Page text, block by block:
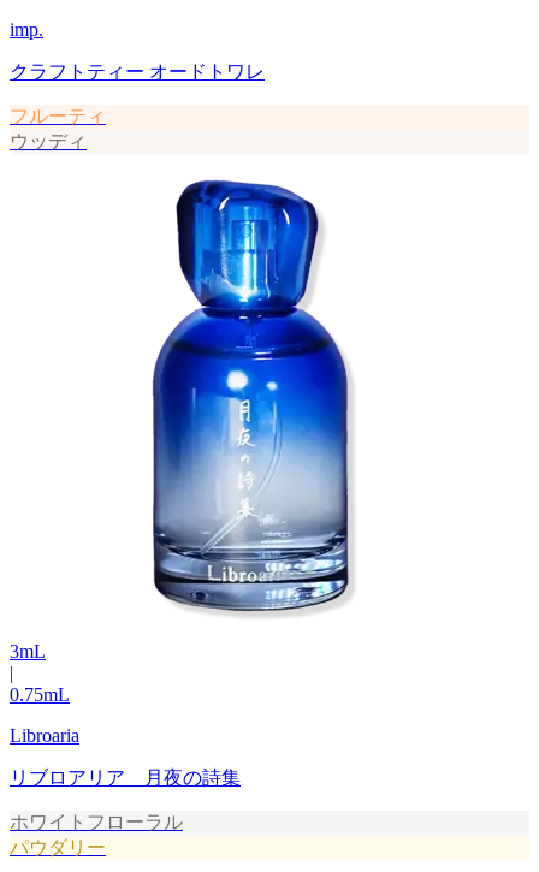
imp.
クラフトティー オードトワレ
フルーティ
ウッディ
3mL
|
0.75mL
Libroaria
リブロアリア 月夜の詩集
ホワイトフローラル
パウダリー